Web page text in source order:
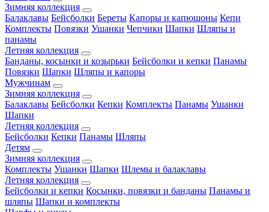
Зимняя коллекция
Балаклавы Бейсболки Береты Капоры и капюшоны Кепи
Комплекты Повязки Ушанки Чепчики Шапки Шляпы и
панамы
Летняя коллекция
Банданы, косынки и козырьки Бейсболки и кепки Панамы
Повязки Шапки Шляпы и капоры
Мужчинам
Зимняя коллекция
Балаклавы Бейсболки Кепки Комплекты Панамы Ушанки
Шапки
Летняя коллекция
Бейсболки Кепки Панамы Шляпы
Детям
Зимняя коллекция
Комплекты Ушанки Шапки Шлемы и балаклавы
Летняя коллекция
Бейсболки и кепки Косынки, повязки и банданы Панамы и
шляпы Шапки и комплекты